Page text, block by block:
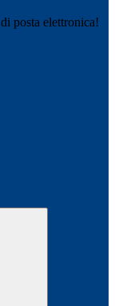
posta elettronica!